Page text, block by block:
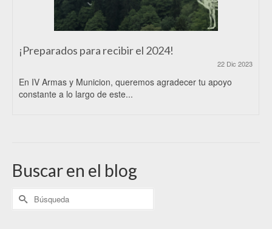
¡Preparados para recibir el 2024!
22 Dic 2023
En IV Armas y Municion, queremos agradecer tu apoyo
constante a lo largo de este...
Buscar en el blog